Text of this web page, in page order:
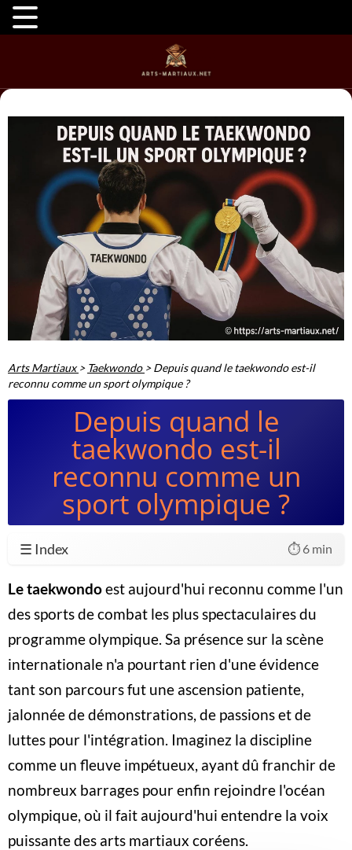
Arts Martiaux > Taekwondo >Depuis quand le taekwondo est-il
reconnu comme un sport olympique ?
Depuis quand le
taekwondo est-il
reconnu comme un
sport olympique ?
☰ Index ⏱️ 6 min
Le taekwondoest aujourd'hui reconnu comme l'un
des sports de combat les plus spectaculaires du
programme olympique. Sa présence sur la scène
internationale n'a pourtant rien d'une évidence
tant son parcours fut une ascension patiente,
jalonnée de démonstrations, de passions et de
luttes pour l'intégration. Imaginez la discipline
comme un fleuve impétueux, ayant dû franchir de
nombreux barrages pour enfin rejoindre l'océan
olympique, où il fait aujourd'hui entendre la voix
puissante des arts martiaux coréens.